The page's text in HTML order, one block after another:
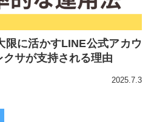
限に活かすLINE公式アカウ
サが支持される理由
2025.7.3